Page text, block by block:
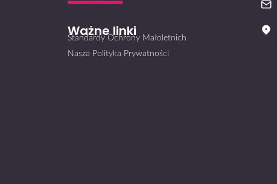
Ważne linki
Standardy Ochrony Małoletnich
Nasza Polityka Prywatności